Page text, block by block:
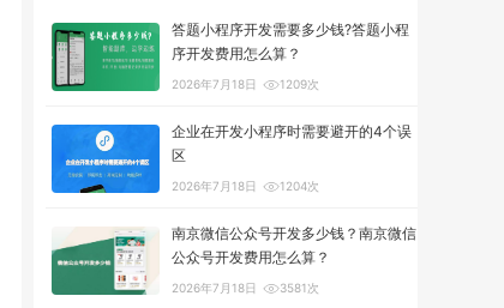
答题小程序开发需要多少钱?答题小程
序开发费用怎么算？
2026年7月18日 1209次
企业在开发小程序时需要避开的4个误
区
2026年7月18日 1204次
南京微信公众号开发多少钱？南京微信
公众号开发费用怎么算？
2026年7月18日 3581次